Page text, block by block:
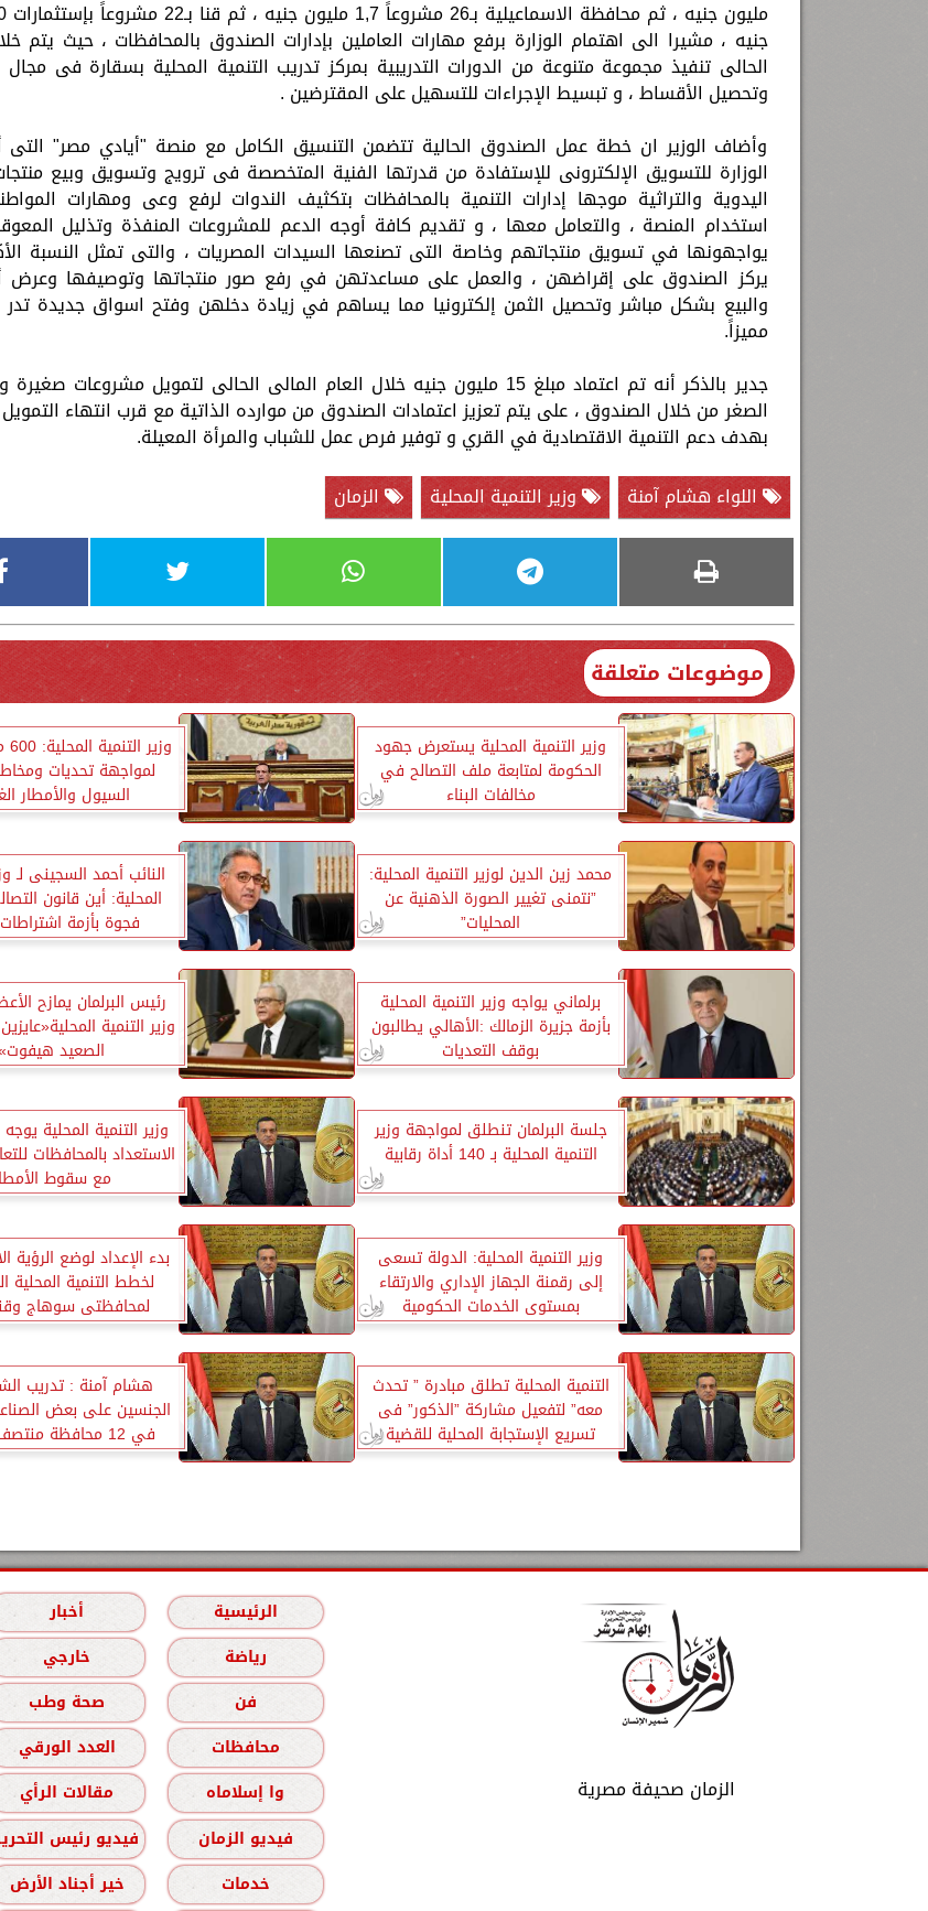
جنيه ، مشيرا الى اهتمام الوزارة برفع مهارات العاملين بإدارات الصندوق بالمحافظات ، حيث يتم
الحالى تنفيذ مجموعة متنوعة من الدورات التدريبية بمركز تدريب التنمية المحلية بسقارة فى مجال
وتحصيل الأقساط ، و تبسيط الإجراءات للتسهيل على المقترضين .
وأضاف الوزير ان خطة عمل الصندوق الحالية تتضمن التنسيق الكامل مع منصة "أيادي مصر" التى
الوزارة للتسويق الإلكترونى للإستفادة من قدرتها الفنية المتخصصة فى ترويج وتسويق وبيع
اليدوية والتراثية موجها إدارات التنمية بالمحافظات بتكثيف الندوات لرفع وعى ومهارات
استخدام المنصة ، والتعامل معها ، و تقديم كافة أوجه الدعم للمشروعات المنفذة وتذليل
يواجهونها في تسويق منتجاتهم وخاصة التى تصنعها السيدات المصريات ، والتى تمثل النسبة
يركز الصندوق على إقراضهن ، والعمل على مساعدتهن في رفع صور منتجاتها وتوصيفها وعرض
والبيع بشكل مباشر وتحصيل الثمن إلكترونيا مما يساهم في زيادة دخلهن وفتح اسواق جديدة تدر
مميزاً.
جدير بالذكر أنه تم اعتماد مبلغ 15 مليون جنيه خلال العام المالى الحالى لتمويل مشروعات
الصغر من خلال الصندوق ، على يتم تعزيز اعتمادات الصندوق من موارده الذاتية مع قرب انتهاء التمويل
بهدف دعم التنمية الاقتصادية في القري و توفير فرص عمل للشباب والمرأة المعيلة.
اللواء هشام آمنة
وزير التنمية المحلية الزمان
موضوعات متعلقة
وزير التنمية المحلية يستعرض جهود
الحكومة لمتابعة ملف التصالح في
مخالفات البناء
لمواجهة تحديات
السيول والأمطار
محمد زين الدين لوزير التنمية المحلية:
”نتمنى تغيير الصورة الذهنية عن
المحليات”
النائب أحمد السجينى لـ
المحلية: أين قانون
فجوة بأزمة اشتراطات
برلماني يواجه وزير التنمية المحلية
بأزمة جزيرة الزمالك :الأهالي يطالبون
بوقف التعديات
رئيس البرلمان يمازح
وزير التنمية
الصعيد
جلسة البرلمان تنطلق لمواجهة وزير
التنمية المحلية بـ 140 أداة رقابية
وزير التنمية المحلية
الاستعداد بالمحافظات
مع سقوط
وزير التنمية المحلية: الدولة تسعى
إلى رقمنة الجهاز الإداري والارتقاء
بمستوى الخدمات الحكومية
بدء الإعداد لوضع الرؤية
لخطط التنمية المحلية
لمحافظتى سوهاج وقنا
التنمية المحلية تطلق مبادرة ” تحدث
معه” لتفعيل مشاركة ”الذكور” فى
تسريع الإستجابة المحلية للقضية
السكانية
هشام آمنة : تدريب
الجنسين على بعض
في 12 محافظة
القادم
الزمان صحيفة مصرية
الرئيسية أخبار
رياضة
خارجي
فن
صحة وطب
محافظات
العدد الورقي
وا إسلاماه
مقالات الرأي
فيديو الزمان
فيديو رئيس
خدمات
خير أجناد الأرض